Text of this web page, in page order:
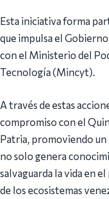
Esta iniciativa forma
que impulsa el
con el Ministerio del
Tecnología (Mincyt).
A través de estas
compromiso con el
Patria, promoviendo
no solo genera
salvaguarda la vida en
de los ecosistemas